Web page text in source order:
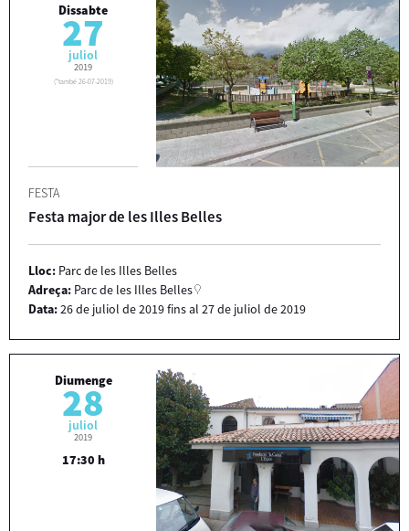
Dissabte
27
juliol
2019
(*també 26-07-2019)
FESTA
Festa major de les Illes Belles
Lloc: Parc de les Illes Belles
Adreça: Parc de les Illes Belles
Data:26de juliol de2019fins al 27de juliol de2019
Diumenge
28
juliol
2019
17:30 h